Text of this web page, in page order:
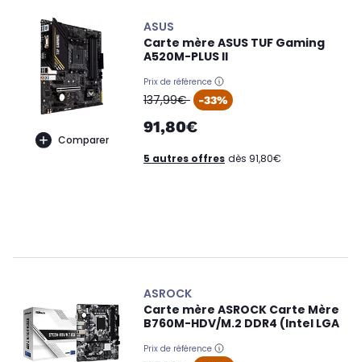
Comparer
ASUS
Carte mère ASUS TUF Gaming
A520M-PLUS II
Prix de référence
oldPrice
137,99€ -33%
91,80€
5 autres offres dès 91,80€
ASROCK
Carte mère ASROCK Carte Mère
B760M-HDV/M.2 DDR4 (Intel LGA
Prix de référence